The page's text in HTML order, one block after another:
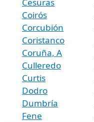
Coirós
Corcubión
Coristanco
Coruña, A
Culleredo
Curtis
Dodro
Dumbría
Fene